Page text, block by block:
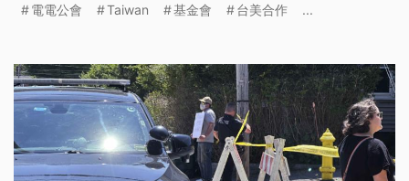
擔憂產業空洞化，電電公會則強調，企業赴美投資仍
非將產能全面外移。
電電公會 Taiwan 基金會 台美合作 ...